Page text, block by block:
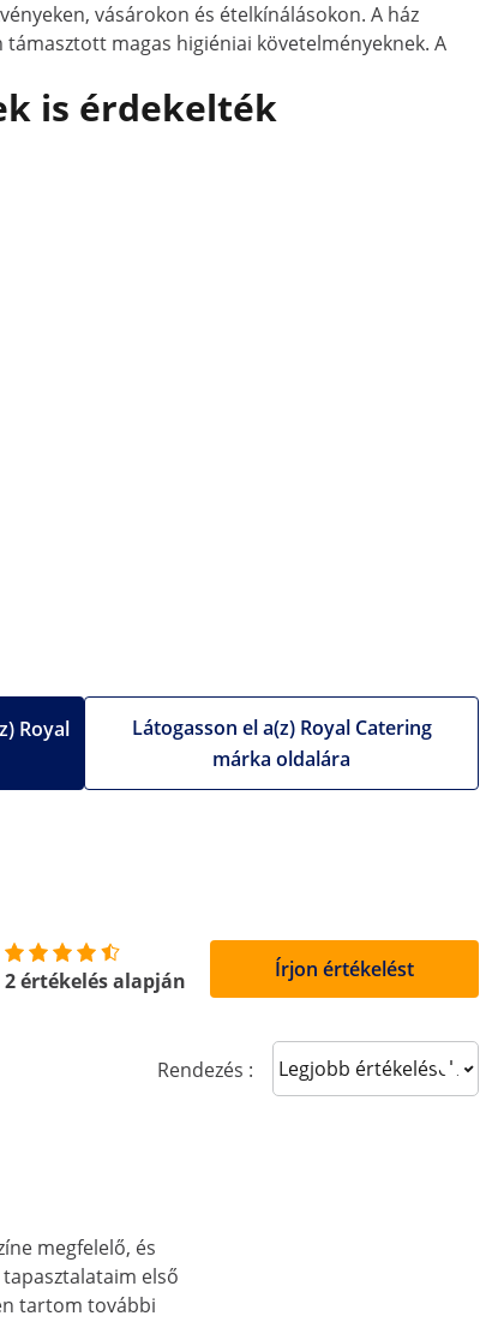
vásárokon és ételkínálásokon. A ház
magas higiéniai követelményeknek. A
is érdekelték
Látogasson el a(z) Royal Catering
márka oldalára
Royal
2 értékelés alapján Írjon értékelést
Rendezés : Sort reviews
megfelelő, és
első
tartom további